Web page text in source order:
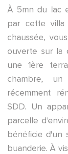
À 5mn du lac
par cette villa
chaussée,
ouverte sur la
une 1ère
chambre,
récemment
SDD. Un
parcelle
bénéficie d'un
buanderie. À